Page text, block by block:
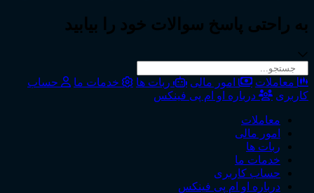
به راحتی پاسخ سوالات خود را بیابید
معاملات امور مالی ربات ها خدمات ما
حساب
کاربری
درباره او ام پی فینکس
معاملات
امور مالی
ربات ها
خدمات ما
حساب کاربری
درباره او ام پی فینکس